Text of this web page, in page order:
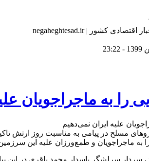
را به ماجراجویان
مسلح در پیامی به مناسبت روز ارتش
به ماجراجویان و طمع‌ورزان علیه این